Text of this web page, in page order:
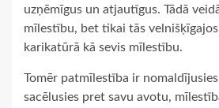
uzņēmīgus un atjautīgus. Tādā
mīlestību, bet tikai tās
karikatūrā kā sevis mīlestību.
Tomēr patmīlestība ir
sacēlusies pret savu avotu,